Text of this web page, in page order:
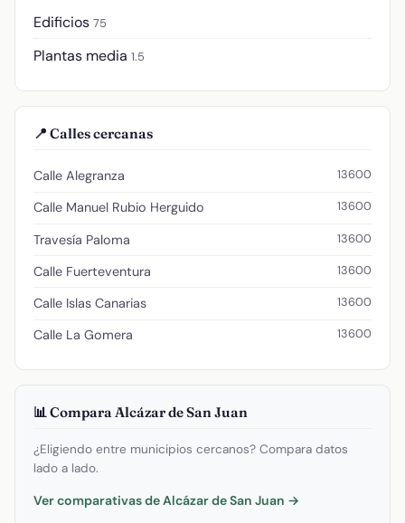
Edificios 75
Plantas media 1.5
📍 Calles cercanas
Calle Alegranza 13600
Calle Manuel Rubio Herguido 13600
Travesía Paloma 13600
Calle Fuerteventura 13600
Calle Islas Canarias 13600
Calle La Gomera 13600
📊 Compara Alcázar de San Juan
¿Eligiendo entre municipios cercanos? Compara datos
lado a lado.
Ver comparativas de Alcázar de San Juan →